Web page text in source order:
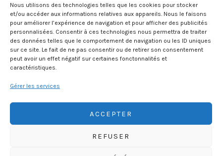
Nous utilisons des technologies telles que les cookies pour stocker
et/ou accéder aux informations relatives aux appareils. Nous le faisons
pour améliorer l’expérience de navigation et pour afficher des publicités
personnalisées. Consentir à ces technologies nous permettra de traiter
des données telles que le comportement de navigation ou les ID uniques
sur ce site. Le fait de ne pas consentir ou de retirer son consentement
peut avoir un effet négatif sur certaines fonctonnalités et
caractéristiques.
Gérer les services
ACCEPTER
REFUSER
Le Héros Du Louvre
11 juillet 2026
HISTOIREGEOBD.COM